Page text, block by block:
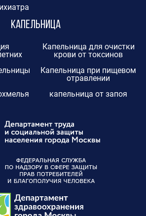
Капельница
Капельница для очистки
крови от токсинов
Капельница при пищевом
отравлении
капельница от запоя